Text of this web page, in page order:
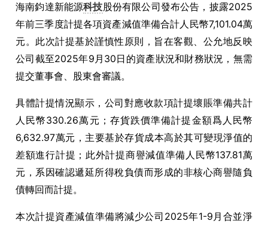
海南鈞達新能源科技股份有限公司發布公告，披露2025
年前三季度計提各項資產減值準備合計人民幣7,101.04萬
元。此次計提基於謹慎性原則，旨在客觀、公允地反映
公司截至2025年9月30日的資產狀況和財務狀況，無需
提交董事會、股東會審議。
具體計提情況顯示，公司對應收款項計提壞賬準備共計
人民幣330.26萬元；存貨跌價準備計提金額爲人民幣
6,632.97萬元，主要基於存貨成本高於其可變現淨值的
差額進行計提；此外計提商譽減值準備人民幣137.81萬
元，系因確認遞延所得稅負債而形成的非核心商譽隨負
債轉回而計提。
本次計提資產減值準備將減少公司2025年1-9月合並淨